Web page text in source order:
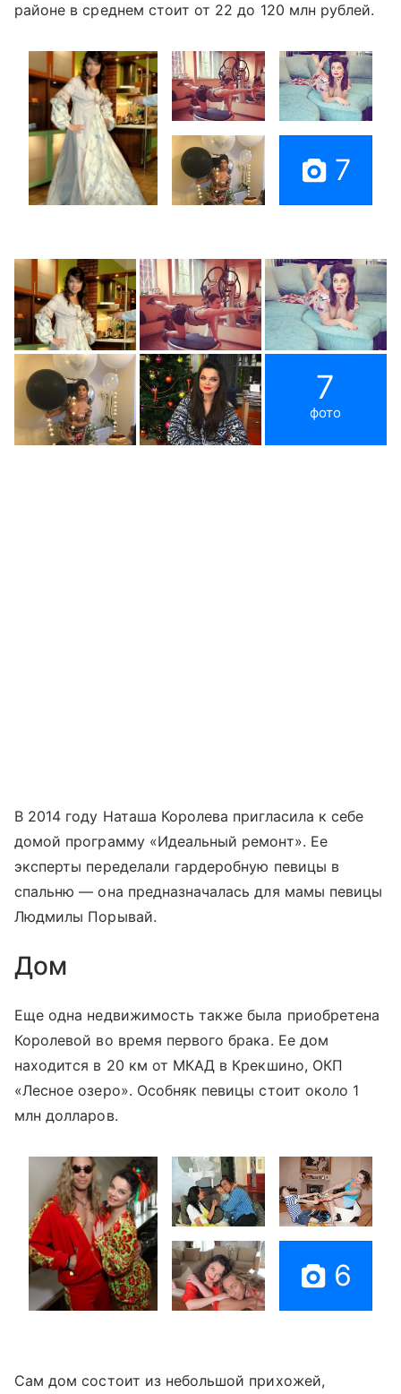
районе в среднем стоит от 22 до 120 млн рублей.
7
7
фото
В 2014 году Наташа Королева пригласила к себе
домой программу «Идеальный ремонт». Ее
эксперты переделали гардеробную певицы в
спальню — она предназначалась для мамы певицы
Людмилы Порывай.
Дом
Еще одна недвижимость также была приобретена
Королевой во время первого брака. Ее дом
находится в 20 км от МКАД в Крекшино, ОКП
«Лесное озеро». Особняк певицы стоит около 1
млн долларов.
6
Сам дом состоит из небольшой прихожей,